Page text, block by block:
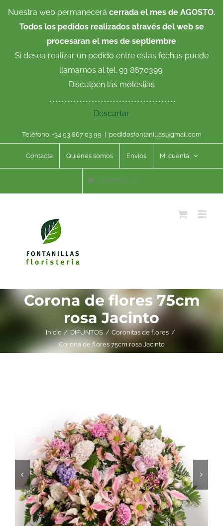
Nuestra web permanecerá cerrada el mes de AGOSTO.
Todos los pedidos realizados através del web se
procesaran el mes de septiembre
Si desea realizar un pedido entre estas fechas puede
llamarnos al tel. 93 8670399.
Disculpen las molestias
.....................................................................................
Descartar
Teléfono: +34 93 867 03 99 pedidosfontanillas@gmail.com
Contacta Quiénes somos Envíos Mi cuenta
CARRITO
Corona de flores 75cm
rosa Jacinto
Inicio DIFUNTOS
Coronitas de flores
Corona de flores 75cm rosa Jacinto